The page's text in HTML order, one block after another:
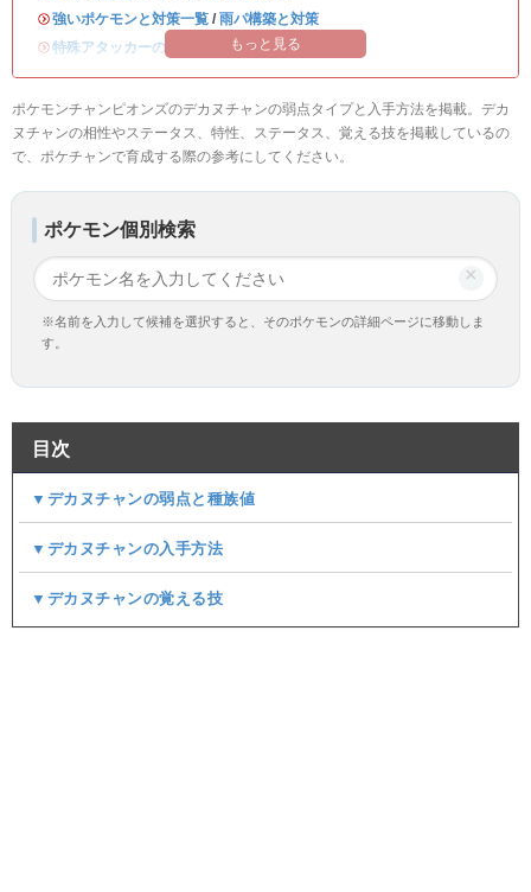
・強いポケモンと対策一覧 / 雨パ構築と対策
・特殊アタッカーのおすすめランキング
もっと見る
ポケモンチャンピオンズのデカヌチャンの弱点タイプと入手方法を掲載。デカ
ヌチャンの相性やステータス、特性、ステータス、覚える技を掲載しているの
で、ポケチャンで育成する際の参考にしてください。
ポケモン個別検索
×
※名前を入力して候補を選択すると、そのポケモンの詳細ページに移動しま
す。
目次
▼デカヌチャンの弱点と種族値
▼デカヌチャンの入手方法
▼デカヌチャンの覚える技